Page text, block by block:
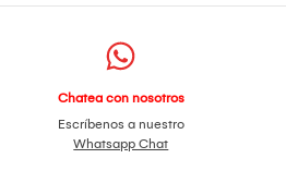
Chatea con nosotros
Escríbenos a nuestro
Whatsapp Chat